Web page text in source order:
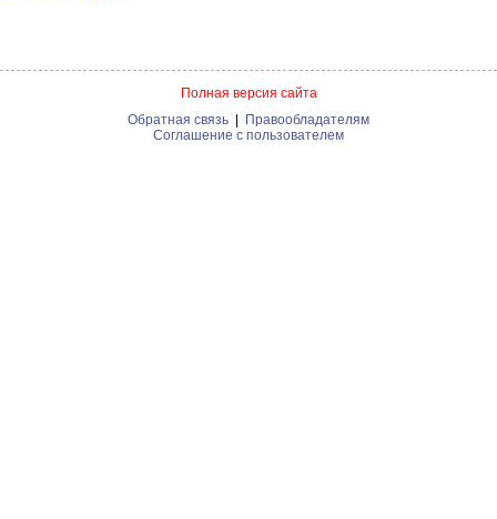
Полная версия сайта
Обратная связь | Правообладателям
Соглашение с пользователем